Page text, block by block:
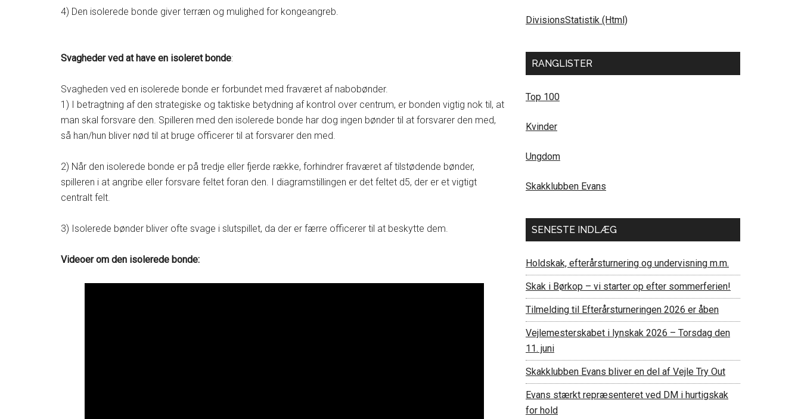
4) Den isolerede bonde giver terræn og mulighed for kongeangreb.
Svagheder ved at have en isoleret bonde:
Svagheden ved en isolerede bonde er forbundet med fraværet af nabobønder.
1) I betragtning af den strategiske og taktiske betydning af kontrol over centrum, er bonden vigtig nok til, at
man skal forsvare den. Spilleren med den isolerede bonde har dog ingen bønder til at forsvarer den med,
så han/hun bliver nød til at bruge officerer til at forsvarer den med.
2) Når den isolerede bonde er på tredje eller fjerde række, forhindrer fraværet af tilstødende bønder,
spilleren i at angribe eller forsvare feltet foran den. I diagramstillingen er det feltet d5, der er et vigtigt
centralt felt.
3) Isolerede bønder bliver ofte svage i slutspillet, da der er færre officerer til at beskytte dem.
Videoer om den isolerede bonde:
DivisionsStatistik (Html)
RANGLISTER
Top 100
Kvinder
Ungdom
Skakklubben Evans
SENESTE INDLÆG
Holdskak, efterårsturnering og undervisning m.m.
Skak i Børkop – vi starter op efter sommerferien!
Tilmelding til Efterårsturneringen 2026 er åben
Vejlemesterskabet i lynskak 2026 – Torsdag den
11. juni
Skakklubben Evans bliver en del af Vejle Try Out
Evans stærkt repræsenteret ved DM i hurtigskak
for hold